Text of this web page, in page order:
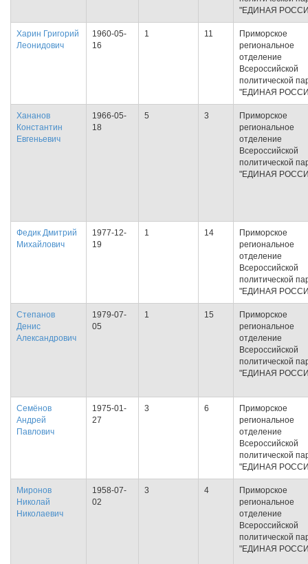
"ЕДИНАЯ
Харин Григорий
Леонидович
1960-05-
16
1 11
Приморское
региональное
отделение
Всероссийской
политической
"ЕДИНАЯ
Хананов
Константин
Евгеньевич
1966-05-
18
5 3
Приморское
региональное
отделение
Всероссийской
политической
"ЕДИНАЯ
Федик Дмитрий
Михайлович
1977-12-
19
1 14
Приморское
региональное
отделение
Всероссийской
политической
"ЕДИНАЯ
Степанов
Денис
Александрович
1979-07-
05
1 15
Приморское
региональное
отделение
Всероссийской
политической
"ЕДИНАЯ
Семёнов
Андрей
Павлович
1975-01-
27
3 6
Приморское
региональное
отделение
Всероссийской
политической
"ЕДИНАЯ
Миронов
Николай
Николаевич
1958-07-
02
3 4
Приморское
региональное
отделение
Всероссийской
политической
"ЕДИНАЯ